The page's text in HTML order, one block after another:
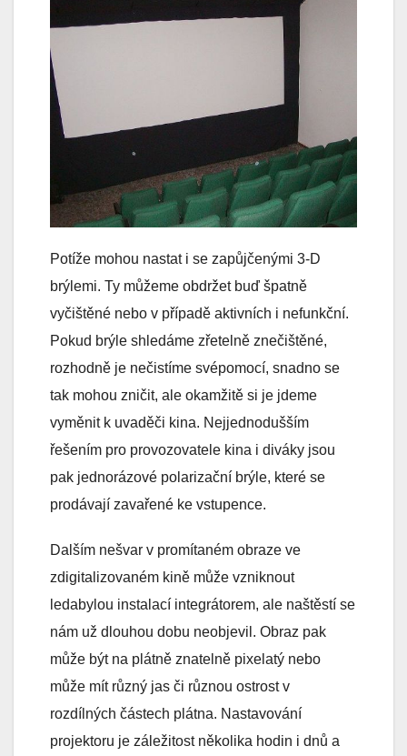
Potíže mohou nastat i se zapůjčenými 3-D
brýlemi. Ty můžeme obdržet buď špatně
vyčištěné nebo v případě aktivních i nefunkční.
Pokud brýle shledáme zřetelně znečištěné,
rozhodně je nečistíme svépomocí, snadno se
tak mohou zničit, ale okamžitě si je jdeme
vyměnit k uvaděči kina. Nejjednodušším
řešením pro provozovatele kina i diváky jsou
pak jednorázové polarizační brýle, které se
prodávají zavařené ke vstupence.
Dalším nešvar v promítaném obraze ve
zdigitalizovaném kině může vzniknout
ledabylou instalací integrátorem, ale naštěstí se
nám už dlouhou dobu neobjevil. Obraz pak
může být na plátně znatelně pixelatý nebo
může mít různý jas či různou ostrost v
rozdílných částech plátna. Nastavování
projektoru je záležitost několika hodin i dnů a